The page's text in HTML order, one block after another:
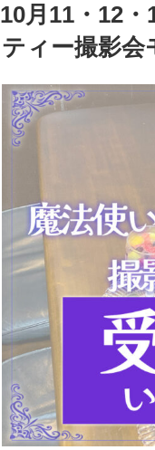
日:
10月11・12
ティー撮影会